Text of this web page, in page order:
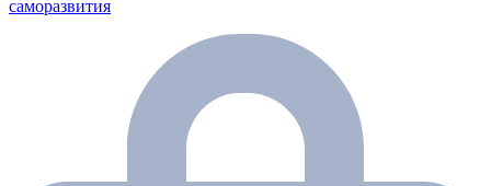
саморазвития